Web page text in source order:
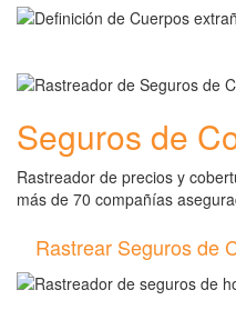
Seguros de
Rastreador de precios y
más de 70 compañías
Rastrear Seguros de